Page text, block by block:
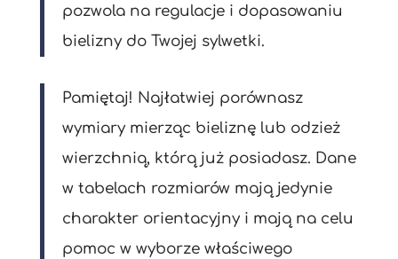
pozwola na regulacje i dopasowaniu
bielizny do Twojej sylwetki.
Pamiętaj! Najłatwiej porównasz
wymiary mierząc bieliznę lub odzież
wierzchnią, którą już posiadasz. Dane
w tabelach rozmiarów mają jedynie
charakter orientacyjny i mają na celu
pomoc w wyborze właściwego